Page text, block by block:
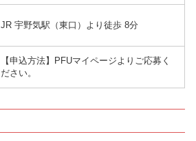
JR 宇野気駅（東口）より徒歩 8分
【申込方法】PFUマイページよりご応募く
ださい。